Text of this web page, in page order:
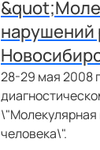
нарушений
28-29 мая 2008
\"Молекулярная
человека\".